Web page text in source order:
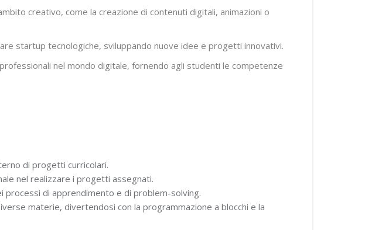
creativo, come la creazione di contenuti digitali, animazioni o
startup tecnologiche, sviluppando nuove idee e progetti innovativi.
nel mondo digitale, fornendo agli studenti le competenze
di progetti curricolari.
nel realizzare i progetti assegnati.
di apprendimento e di problem-solving.
materie, divertendosi con la programmazione a blocchi e la